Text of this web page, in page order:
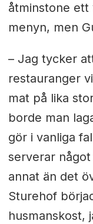
åtminstone ett
menyn, men
– Jag tycker
restauranger
mat på lika
borde man
gör i vanliga
serverar
annat än det
Sturehof
husmanskost,